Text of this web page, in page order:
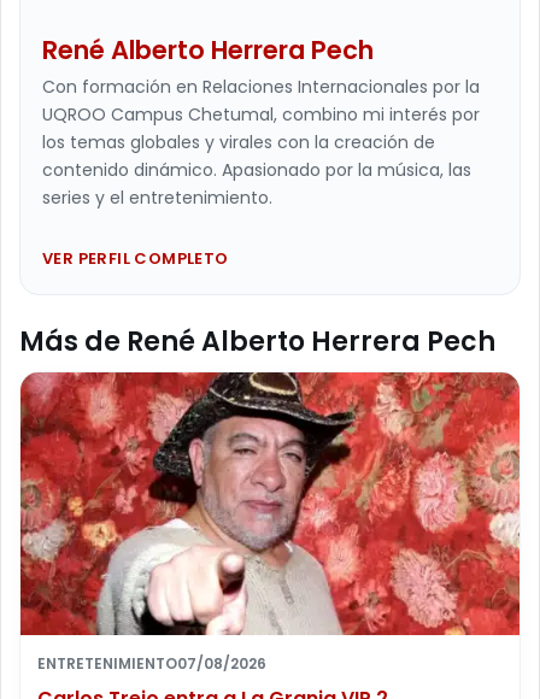
René Alberto Herrera Pech
Con formación en Relaciones Internacionales por la
UQROO Campus Chetumal, combino mi interés por
los temas globales y virales con la creación de
contenido dinámico. Apasionado por la música, las
series y el entretenimiento.
VER PERFIL COMPLETO
Más de René Alberto Herrera Pech
ENTRETENIMIENTO07/08/2026